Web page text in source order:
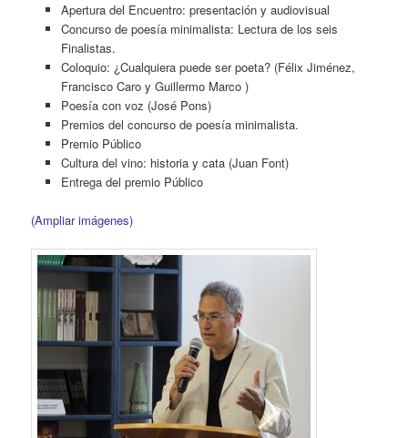
Apertura del Encuentro: presentación y audiovisual
Concurso de poesía minimalista: Lectura de los seis
Finalistas.
Coloquio: ¿Cualquiera puede ser poeta? (Félix Jiménez,
Francisco Caro y Guillermo Marco )
Poesía con voz (José Pons)
Premios del concurso de poesía minimalista.
Premio Público
Cultura del vino: historia y cata (Juan Font)
Entrega del premio Público
(Ampliar imágenes)